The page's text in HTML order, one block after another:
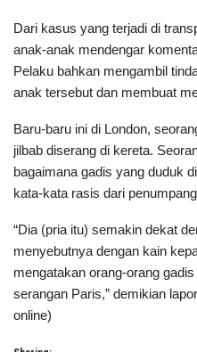
Dari kasus yang terjadi di
anak-anak mendengar
Pelaku bahkan mengambil
anak tersebut dan membuat
Baru-baru ini di London,
jilbab diserang di kereta.
bagaimana gadis yang duduk
kata-kata rasis dari
“Dia (pria itu) semakin dekat
menyebutnya dengan kain
mengatakan orang-orang
serangan Paris,” demikian
online)